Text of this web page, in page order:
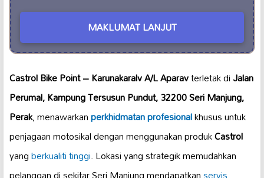
MAKLUMAT LANJUT
Castrol Bike Point – Karunakaralv A/L Aparavterletak diJalan
Perumal, Kampung Tersusun Pundut, 32200 Seri Manjung,
Perak, menawarkanperkhidmatan profesionalkhusus untuk
penjagaan motosikal dengan menggunakan produkCastrol
yangberkualiti tinggi. Lokasi yang strategik memudahkan